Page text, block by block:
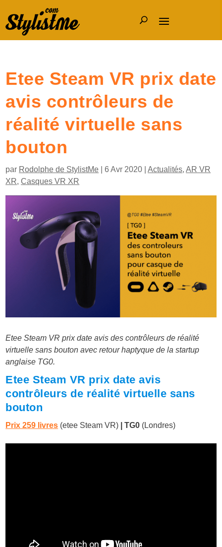
Etee Steam VR prix date
avis contrôleurs de
réalité virtuelle sans
bouton
par Rodolphe de StylistMe |6 Avr 2020 |Actualités,AR VR
XR,Casques VR XR
Etee Steam VR prix date avis des contrôleurs de réalité
virtuelle sans bouton avec retour haptyque de la startup
anglaise TG0.
Etee Steam VR prix date avis
contrôleurs de réalité virtuelle sans
bouton
Prix 259 livres (etee Steam VR) | TG0 (Londres)